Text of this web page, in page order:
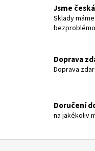
Jsme
Sklady
Doprava
Doprava
Doručení
na jakékoliv